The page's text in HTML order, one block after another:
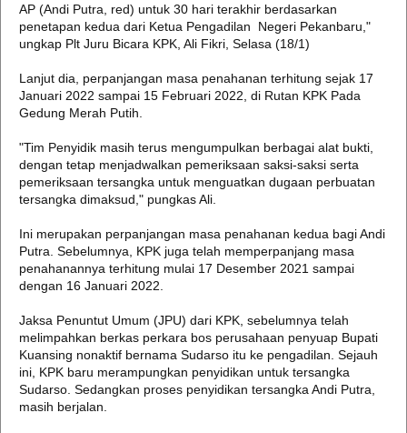
AP (Andi Putra, red) untuk 30 hari terakhir berdasarkan
penetapan kedua dari Ketua Pengadilan Negeri Pekanbaru,"
ungkap Plt Juru Bicara KPK, Ali Fikri, Selasa (18/1)
Lanjut dia, perpanjangan masa penahanan terhitung sejak 17
Januari 2022 sampai 15 Februari 2022, di Rutan KPK Pada
Gedung Merah Putih.
"Tim Penyidik masih terus mengumpulkan berbagai alat bukti,
dengan tetap menjadwalkan pemeriksaan saksi-saksi serta
pemeriksaan tersangka untuk menguatkan dugaan perbuatan
tersangka dimaksud," pungkas Ali.
Ini merupakan perpanjangan masa penahanan kedua bagi Andi
Putra. Sebelumnya, KPK juga telah memperpanjang masa
penahanannya terhitung mulai 17 Desember 2021 sampai
dengan 16 Januari 2022.
Jaksa Penuntut Umum (JPU) dari KPK, sebelumnya telah
melimpahkan berkas perkara bos perusahaan penyuap Bupati
Kuansing nonaktif bernama Sudarso itu ke pengadilan. Sejauh
ini, KPK baru merampungkan penyidikan untuk tersangka
Sudarso. Sedangkan proses penyidikan tersangka Andi Putra,
masih berjalan.